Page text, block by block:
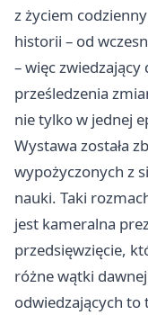
z życiem
historii – od
– więc
prześledzenia
nie tylko w jednej
Wystawa została
wypożyczonych z
nauki. Taki
jest kameralna
przedsięwzięcie,
różne wątki
odwiedzających